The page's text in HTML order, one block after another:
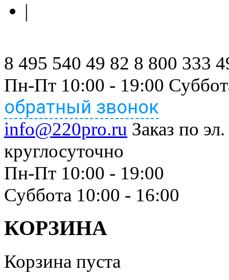
|
8 495 540 49 82 8 800 333
Пн-Пт 10:00 - 19:00
обратный звонок
info@220pro.ru Заказ по
круглосуточно
Пн-Пт 10:00 - 19:00
Суббота 10:00 - 16:00
КОРЗИНА
Корзина пуста